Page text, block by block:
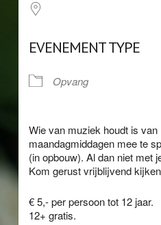
EVENEMENT TYPE
Opvang
Wie van muziek houdt is
maandagmiddagen mee te
(in opbouw). Al dan niet met
Kom gerust vrijblijvend
€ 5,- per persoon tot 12 jaar.
12+ gratis.